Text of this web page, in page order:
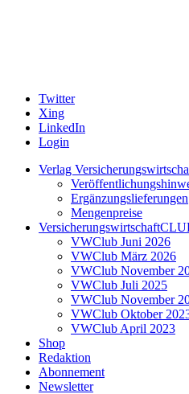
Twitter
Xing
LinkedIn
Login
Verlag
Ergänzungslieferungen
Mengenpreise
VWClub Juni 2026
VWClub März 2026
VWClub November
VWClub Juli 2025
VWClub November
VWClub Oktober
VWClub April 2023
Shop
Redaktion
Abonnement
Newsletter